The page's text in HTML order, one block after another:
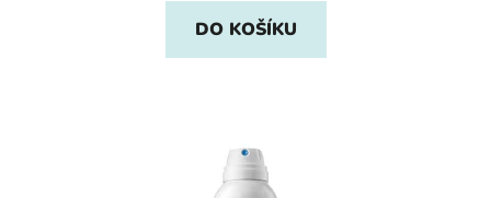
DO KOŠÍKU